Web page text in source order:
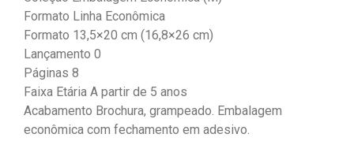
Formato Linha Econômica
Formato 13,5×20 cm (16,8×26 cm)
Lançamento 0
Páginas 8
Faixa Etária A partir de 5 anos
Acabamento Brochura, grampeado. Embalagem
econômica com fechamento em adesivo.